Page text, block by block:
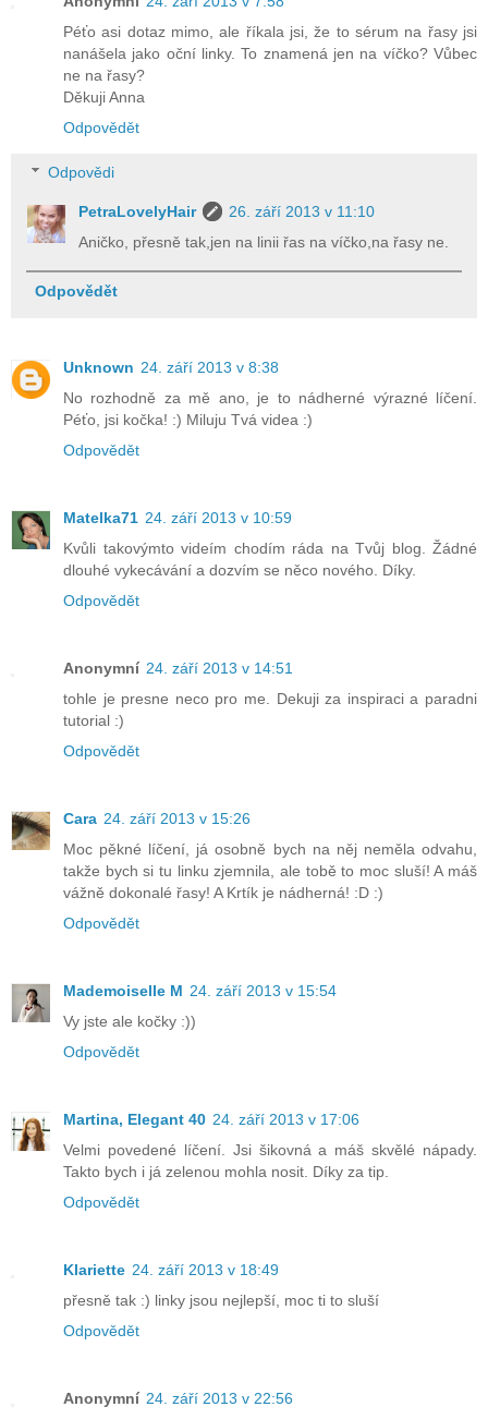
Péťo asi dotaz mimo, ale říkala jsi, že to sérum na řasy jsi
nanášela jako oční linky. To znamená jen na víčko? Vůbec
ne na řasy?
Děkuji Anna
Odpovědět
Odpovědi
PetraLovelyHair
26. září 2013 v 11:10
Aničko, přesně tak,jen na linii řas na víčko,na řasy ne.
Odpovědět
Unknown 24. září 2013 v 8:38
No rozhodně za mě ano, je to nádherné výrazné líčení.
Péťo, jsi kočka! :) Miluju Tvá videa :)
Odpovědět
Matelka71 24. září 2013 v 10:59
Kvůli takovýmto videím chodím ráda na Tvůj blog. Žádné
dlouhé vykecávání a dozvím se něco nového. Díky.
Odpovědět
Anonymní 24. září 2013 v 14:51
tohle je presne neco pro me. Dekuji za inspiraci a paradni
tutorial :)
Odpovědět
Cara 24. září 2013 v 15:26
Moc pěkné líčení, já osobně bych na něj neměla odvahu,
takže bych si tu linku zjemnila, ale tobě to moc sluší! A máš
vážně dokonalé řasy! A Krtík je nádherná! :D :)
Odpovědět
Mademoiselle M 24. září 2013 v 15:54
Vy jste ale kočky :))
Odpovědět
Martina, Elegant 40 24. září 2013 v 17:06
Velmi povedené líčení. Jsi šikovná a máš skvělé nápady.
Takto bych i já zelenou mohla nosit. Díky za tip.
Odpovědět
Klariette 24. září 2013 v 18:49
přesně tak :) linky jsou nejlepší, moc ti to sluší
Odpovědět
Anonymní 24. září 2013 v 22:56